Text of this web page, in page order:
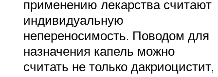
применению лекарства считают
индивидуальную
непереносимость. Поводом для
назначения капель можно
считать не только дакриоцистит,